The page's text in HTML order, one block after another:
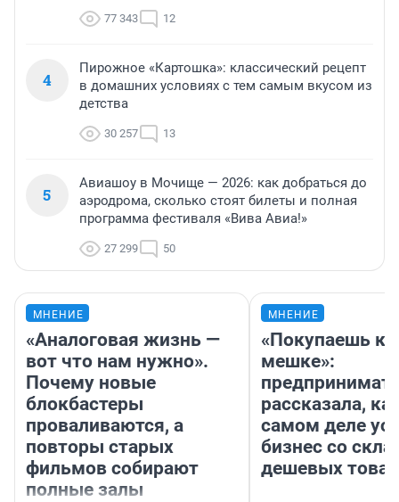
77 343 12
4
Пирожное «Картошка»: классический рецепт
в домашних условиях с тем самым вкусом из
детства
30 257 13
5
Авиашоу в Мочище — 2026: как добраться до
аэродрома, сколько стоят билеты и полная
программа фестиваля «Вива Авиа!»
27 299 50
МНЕНИЕ
«Аналоговая жизнь —
вот что нам нужно».
Почему новые
блокбастеры
проваливаются, а
повторы старых
фильмов собирают
полные залы
МНЕНИЕ
«Покупаешь
мешке»:
рассказала,
самом деле
бизнес со
дешевых